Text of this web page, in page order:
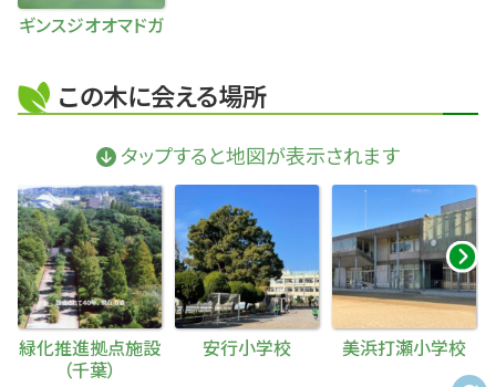
ギンスジオオマドガ
この木に会える場所
タップすると地図が表示されます
緑化推進拠点施設
（千葉）
安行小学校 美浜打瀬小学校